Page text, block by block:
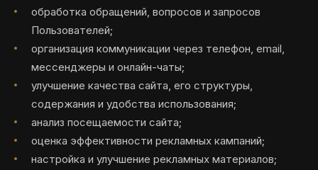
обработка обращений, вопросов и запросов
Пользователей;
организация коммуникации через телефон, email,
мессенджеры и онлайн-чаты;
улучшение качества сайта, его структуры,
содержания и удобства использования;
анализ посещаемости сайта;
оценка эффективности рекламных кампаний;
настройка и улучшение рекламных материалов;